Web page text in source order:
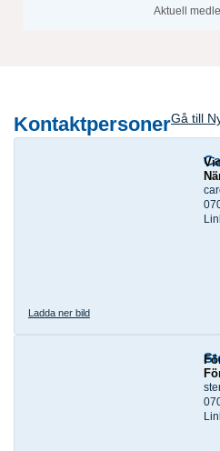
Aktuell
KontaktpersonerGå till
Ladda ner bild